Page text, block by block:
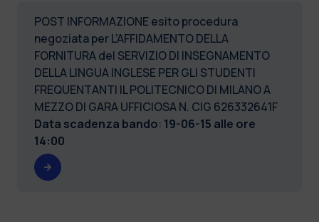
POST INFORMAZIONE esito procedura
negoziata per L'AFFIDAMENTO DELLA
FORNITURA del SERVIZIO DI INSEGNAMENTO
DELLA LINGUA INGLESE PER GLI STUDENTI
FREQUENTANTI IL POLITECNICO DI MILANO A
MEZZO DI GARA UFFICIOSA N. CIG 626332641F
Data scadenza bando: 19-06-15 alle ore
14:00